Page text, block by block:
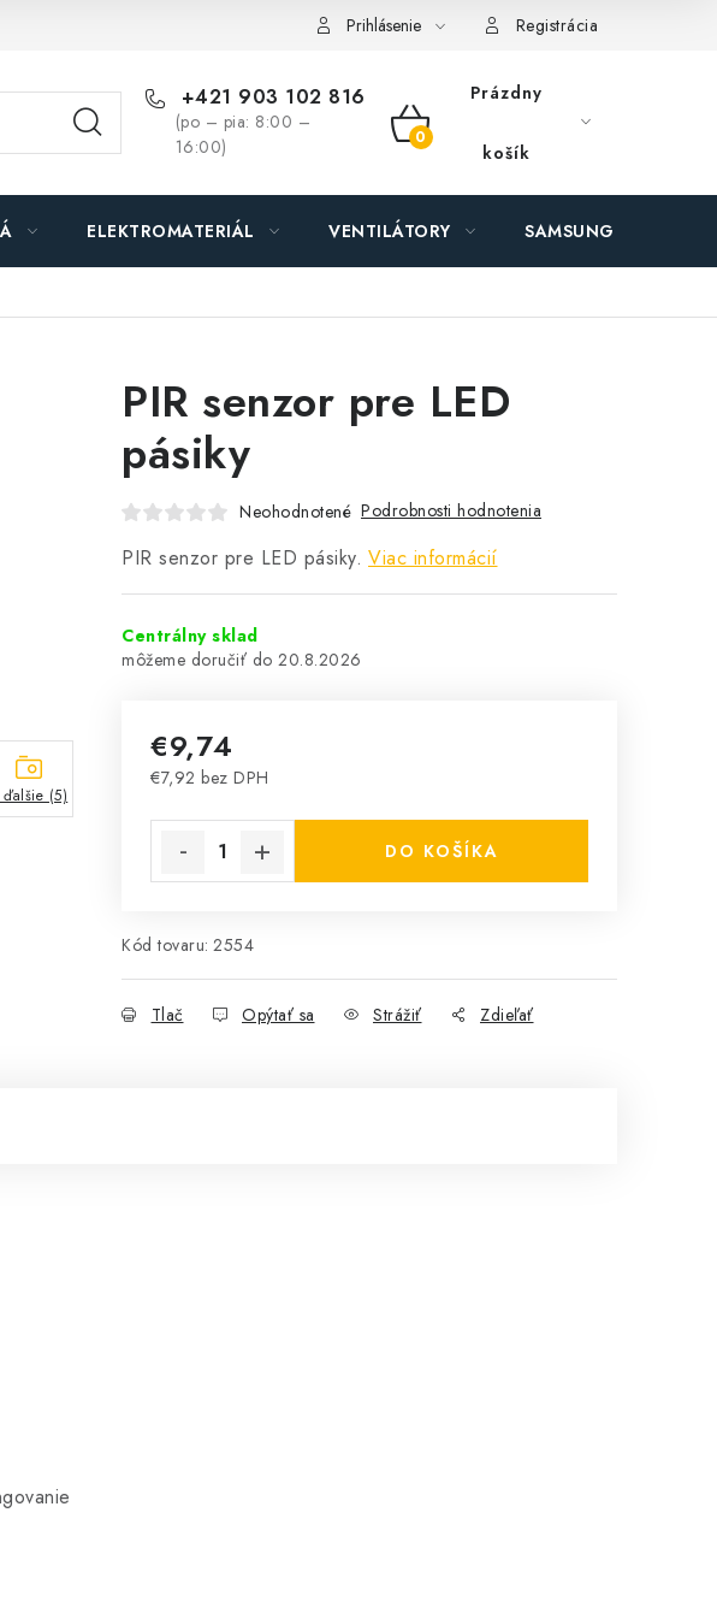
údajov O nás - MEGALED & JANTON Zákamenné Zľavy pre profíkov
Prihlásenie Registrácia
+421 903 102 816
(po – pia: 8:00 –
16:00)
NÁKUPNÝ
KOŠÍK
Prázdny
košík
ELEKTROMATERIÁL VENTILÁTORY SAMSUNG SVIETIDLÁ
PIR senzor pre LED
pásiky
Neohodnotené Podrobnosti hodnotenia
PIR senzor pre LED pásiky. Viac informácií
Centrálny sklad
20.8.2026
€9,74
€7,92 bez DPH
DO KOŠÍKA
Kód tovaru: 2554
Tlač Opýtať sa Strážiť Zdieľať
(5)